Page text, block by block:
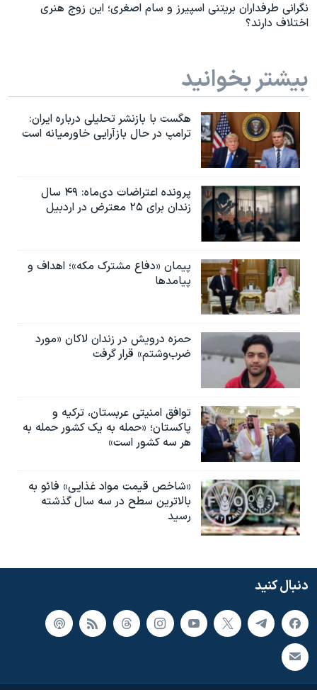
نگرانی طرفداران بریتنی اسپیرز و سام اصغری؛ این زوج هنری
اختلاف دارند؟
بیشتر بخوانید
هگست با بازنشر تحلیلی درباره ایران:
ترامپ در حال بازآرایی خاورمیانه است
پرونده اعتراضات دی‌ماه: ۴۹ سال
زندان برای ۲۵ معترض در اردبیل
پیمان «دفاع مشترک مکه»؛ اهداف و
پیامدها
حمزه درویش در زندان لاکان «مورد
ضرب‌وشتم» قرار گرفت
توافق امنیتی عربستان، ترکیه و
پاکستان؛ «حمله به یک کشور حمله به
هر سه کشور است»
«شاخص قیمت مواد غذایی» فائو به
بالاترین سطح در سه سال گذشته
رسید
دنبال کنید